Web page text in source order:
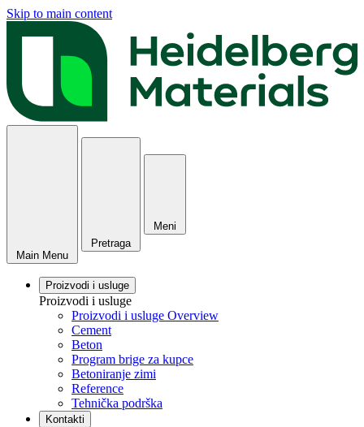
Skip to main content
Main Menu
Pretraga
Meni
Proizvodi i usluge
Proizvodi i usluge
Proizvodi i usluge Overview
Cement
Beton
Program brige za kupce
Betoniranje zimi
Reference
Tehnička podrška
Kontakti